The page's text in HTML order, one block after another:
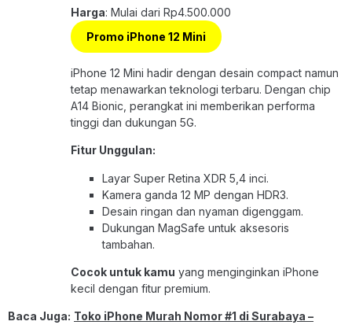
Harga: Mulai dari Rp4.500.000
Promo iPhone 12 Mini
iPhone 12 Mini hadir dengan desain compact namun
tetap menawarkan teknologi terbaru. Dengan chip
A14 Bionic, perangkat ini memberikan performa
tinggi dan dukungan 5G.
Fitur Unggulan:
Layar Super Retina XDR 5,4 inci.
Kamera ganda 12 MP dengan HDR3.
Desain ringan dan nyaman digenggam.
Dukungan MagSafe untuk aksesoris
tambahan.
Cocok untuk kamu yang menginginkan iPhone
kecil dengan fitur premium.
Baca Juga: Toko iPhone Murah Nomor #1 di Surabaya –